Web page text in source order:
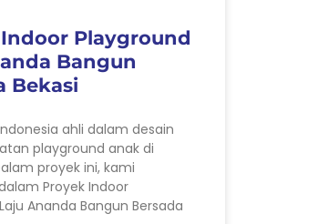
Playground
Bangun
Bekasi
ahli dalam desain
playground anak di
proyek ini, kami
Proyek Indoor
Ananda Bangun Bersada